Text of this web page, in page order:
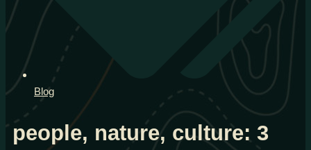
Blog
people, nature, culture: 3